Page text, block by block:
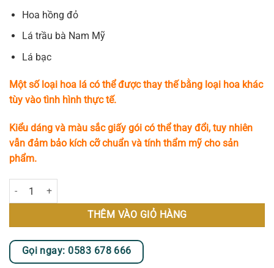
Hoa hồng đỏ
Lá trầu bà Nam Mỹ
Lá bạc
Một số loại hoa lá có thể được thay thế bằng loại hoa khác
tùy vào tình hình thực tế.
Kiểu dáng và màu sắc giấy gói có thể thay đổi, tuy nhiên
vẫn đảm bảo kích cỡ chuẩn và tính thẩm mỹ cho sản
phẩm.
Kệ Hoa Chúc Mừng - Phồn Vinh số lượng
THÊM VÀO GIỎ HÀNG
Gọi ngay: 0583 678 666